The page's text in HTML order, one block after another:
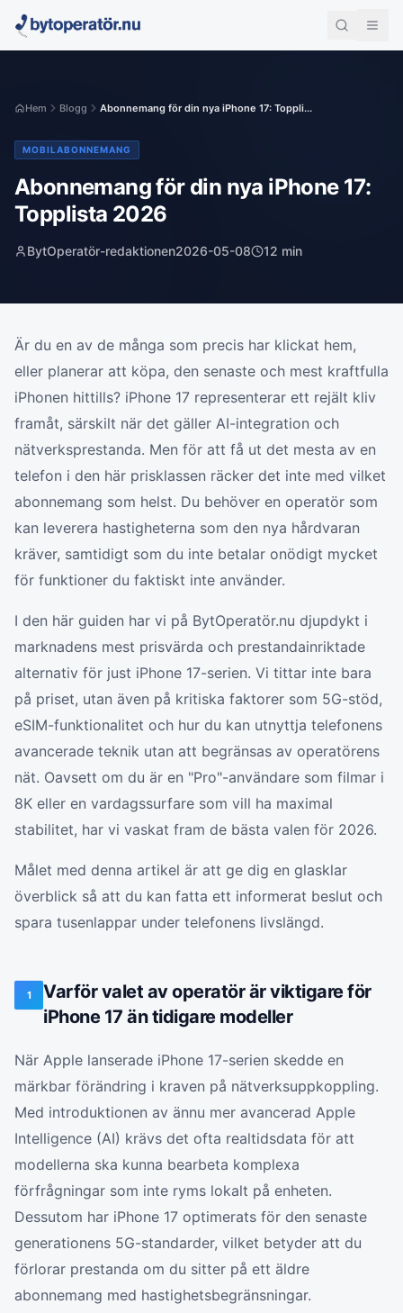
Hem Blogg Abonnemang för din nya iPhone 17: Toppli...
MOBILABONNEMANG
Abonnemang för din nya iPhone 17:
Topplista 2026
BytOperatör-redaktionen2026-05-08 12 min
Är du en av de många som precis har klickat hem,
eller planerar att köpa, den senaste och mest kraftfulla
iPhonen hittills? iPhone 17 representerar ett rejält kliv
framåt, särskilt när det gäller AI-integration och
nätverksprestanda. Men för att få ut det mesta av en
telefon i den här prisklassen räcker det inte med vilket
abonnemang som helst. Du behöver en operatör som
kan leverera hastigheterna som den nya hårdvaran
kräver, samtidigt som du inte betalar onödigt mycket
för funktioner du faktiskt inte använder.
I den här guiden har vi på BytOperatör.nu djupdykt i
marknadens mest prisvärda och prestandainriktade
alternativ för just iPhone 17-serien. Vi tittar inte bara
på priset, utan även på kritiska faktorer som 5G-stöd,
eSIM-funktionalitet och hur du kan utnyttja telefonens
avancerade teknik utan att begränsas av operatörens
nät. Oavsett om du är en "Pro"-användare som filmar i
8K eller en vardagssurfare som vill ha maximal
stabilitet, har vi vaskat fram de bästa valen för 2026.
Målet med denna artikel är att ge dig en glasklar
överblick så att du kan fatta ett informerat beslut och
spara tusenlappar under telefonens livslängd.
1
Varför valet av operatör är viktigare för
iPhone 17 än tidigare modeller
När Apple lanserade iPhone 17-serien skedde en
märkbar förändring i kraven på nätverksuppkoppling.
Med introduktionen av ännu mer avancerad Apple
Intelligence (AI) krävs det ofta realtidsdata för att
modellerna ska kunna bearbeta komplexa
förfrågningar som inte ryms lokalt på enheten.
Dessutom har iPhone 17 optimerats för den senaste
generationens 5G-standarder, vilket betyder att du
förlorar prestanda om du sitter på ett äldre
abonnemang med hastighetsbegränsningar.